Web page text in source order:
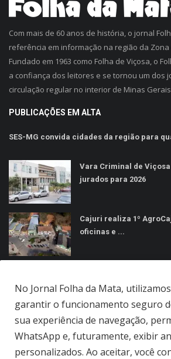
Com mais de 60 anos de história, o jornal
referência em informação na região da
Fundado em 1963 como Folha de Viçosa, o
a confiança dos leitores e se tornou um dos
circulação regular no interior de Minas
PUBLICAÇÕES EM ALTA
SES-MG convida cidades da região para
Vara Criminal de
jurados para 2026
Cajuri realiza 1º
oficinas e ...
No Jornal Folha da Mata,
garantir o funcionamento seguro
sua experiência de navegação,
WhatsApp e, futuramente, exibir
personalizados. Ao aceitar, você